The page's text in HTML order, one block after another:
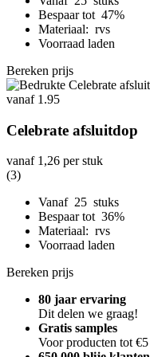
Bespaar tot 47%
Materiaal: rvs
Voorraad laden
Bereken prijs
Celebrate afsluitdop
vanaf 1,26 per stuk
(3)
Vanaf 25 stuks
Bespaar tot 36%
Materiaal: rvs
Voorraad laden
Bereken prijs
80 jaar ervaring
Dit delen we graag!
Gratis samples
Voor producten tot €5